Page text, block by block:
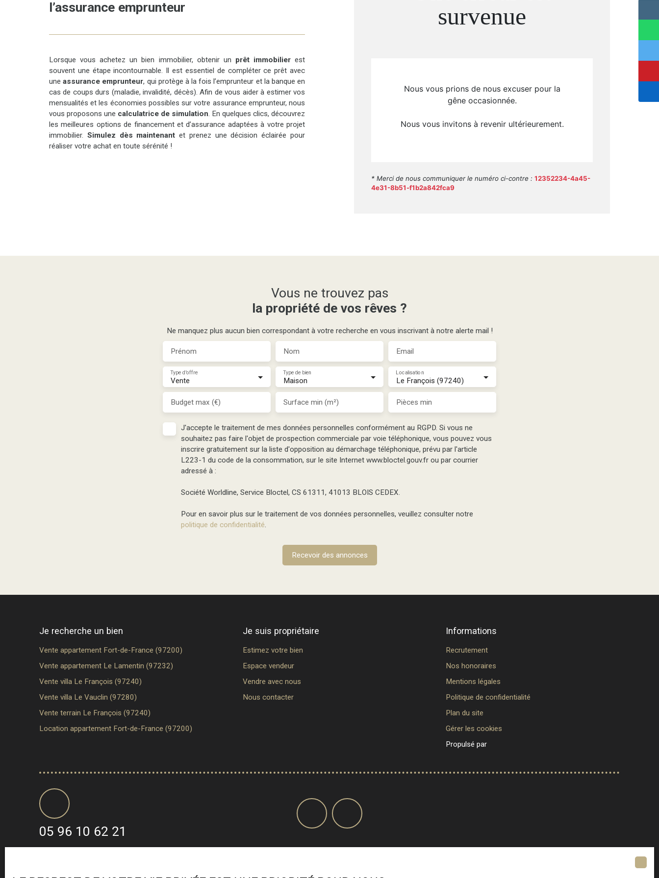
intérieur est bon, permettant une installation
immédiate. À quelques minutes en voiture, vous
confort et le plaisir de ses occupants.
l’assurance emprunteur
Lorsque vous achetez un bien immobilier, obtenir un prêt immobilierest
souvent une étape incontournable. Il est essentiel de compléter ce prêt avec
uneassurance emprunteur, qui protège à la fois l’emprunteur et la banque en
cas de coups durs (maladie, invalidité, décès). Afin de vous aider à estimer vos
mensualités et les économies possibles sur votre assurance emprunteur, nous
vous proposons une calculatrice de simulation. En quelques clics, découvrez
les meilleures options de financement et d’assurance adaptées à votre projet
immobilier. Simulez dès maintenant et prenez une décision éclairée pour
réaliser votre achat en toute sérénité !
Vous ne trouvez pas
la propriété de vos rêves ?
Ne manquez plus aucun bien correspondant à votre recherche en vous inscrivant à notre alerte mail !
Prénom Nom Email
Vente
Type d'offre
Maison
Type de bien
Le François (97240)
Localisation
Budget max (€) Surface min (m²) Pièces min
J'accepte le traitement de mes données personnelles conformément au RGPD. Si vous ne
souhaitez pas faire l'objet de prospection commerciale par voie téléphonique, vous pouvez vous
inscrire gratuitement sur la liste d'opposition au démarchage téléphonique, prévu par l'article
L223-1 du code de la consommation, sur le site Internet www.bloctel.gouv.fr ou par courrier
adressé à :
Société Worldline, Service Bloctel, CS 61311, 41013 BLOIS CEDEX.
Pour en savoir plus sur le traitement de vos données personnelles, veuillez consulter notre
politique de confidentialité.
Recevoir des annonces
Je recherche un bien
Vente appartement Fort-de-France (97200)
Vente appartement Le Lamentin (97232)
Vente villa Le François (97240)
Vente villa Le Vauclin (97280)
Vente terrain Le François (97240)
Location appartement Fort-de-France (97200)
Je suis propriétaire
Estimez votre bien
Espace vendeur
Vendre avec nous
Nous contacter
Informations
Recrutement
Nos honoraires
Mentions légales
Politique de confidentialité
Plan du site
Gérer les cookies
Propulsé par
05 96 10 62 21